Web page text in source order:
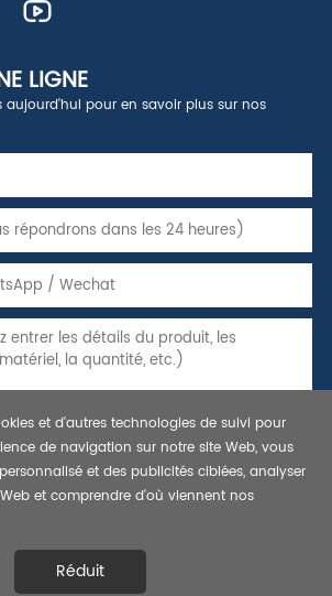
LIGNE
pour en savoir plus sur nos
tubes et caissons en acier sans soudure,
5l-bestar steel co., ltd. tous droits réservés.
et d'autres technologies de suivi pour
de navigation sur notre site Web, vous
et des publicités ciblées, analyser
et comprendre d'où viennent nos
Réduit